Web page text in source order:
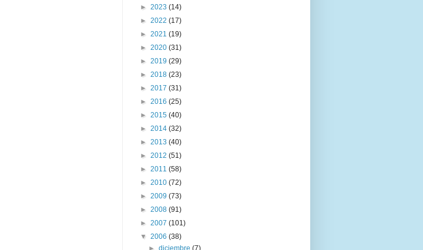
► 2023 (14)
► 2022 (17)
► 2021 (19)
► 2020 (31)
► 2019 (29)
► 2018 (23)
► 2017 (31)
► 2016 (25)
► 2015 (40)
► 2014 (32)
► 2013 (40)
► 2012 (51)
► 2011 (58)
► 2010 (72)
► 2009 (73)
► 2008 (91)
► 2007 (101)
▼ 2006 (38)
►diciembre(7)